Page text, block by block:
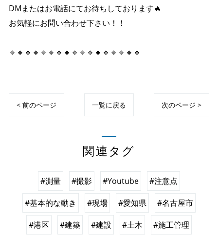
DMまたはお電話にてお待ちしております🔥
お気軽にお問い合わせ下さい！！
🔹🔸🔹🔸🔹🔸🔹🔸🔹🔸🔹🔸🔹🔸🔹🔸🔹
< 前のページ 一覧に戻る 次のページ >
関連タグ
#測量 #撮影 #Youtube #注意点
#基本的な動き #現場 #愛知県 #名古屋市
#港区 #建築 #建設 #土木 #施工管理